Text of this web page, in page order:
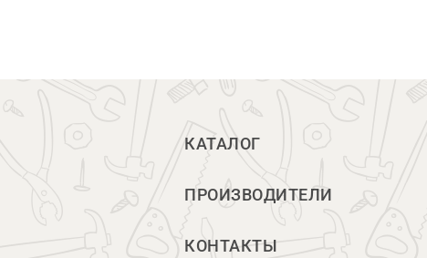
КАТАЛОГ
ПРОИЗВОДИТЕЛИ
КОНТАКТЫ